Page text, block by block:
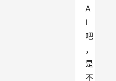
A
I
吧
，
是
不